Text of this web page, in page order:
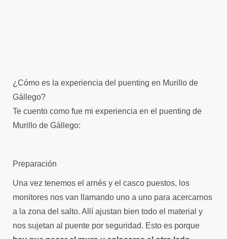
¿Cómo es la experiencia del puenting en Murillo de
Gállego?
Te cuento como fue mi experiencia en el puenting de
Murillo de Gállego:
Preparación
Una vez tenemos el arnés y el casco puestos, los
monitores nos van llamando uno a uno para acercarnos
a la zona del salto. Allí ajustan bien todo el material y
nos sujetan al puente por seguridad. Esto es porque